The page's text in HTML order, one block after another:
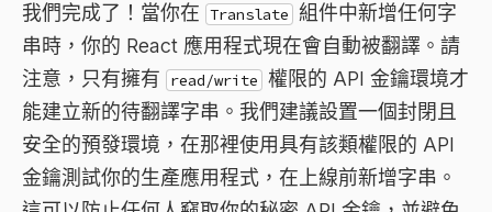
我們完成了！當你在 Translate 組件中新增任何字
串時，你的 React 應用程式現在會自動被翻譯。請
注意，只有擁有
read/write 權限的 API 金鑰環境才
能建立新的待翻譯字串。我們建議設置一個封閉且
安全的預發環境，在那裡使用具有該類權限的 API
金鑰測試你的生產應用程式，在上線前新增字串。